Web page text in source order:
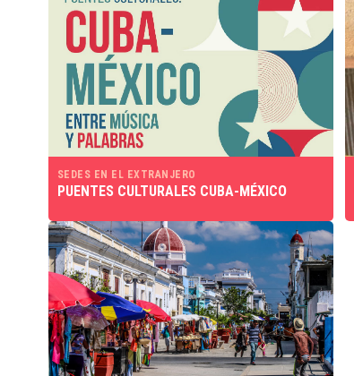
SEDES EN EL EXTRANJERO
PUENTES CULTURALES CUBA-MÉXICO